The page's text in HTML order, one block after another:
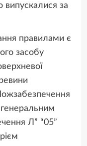
за
правилами є
засобу
Л” “05”